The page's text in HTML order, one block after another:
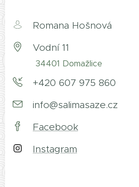
Romana Hošnová
Vodní 11
34401 Domažlice
+420 607 975 860
info@salimasaze.cz
Facebook
Instagram